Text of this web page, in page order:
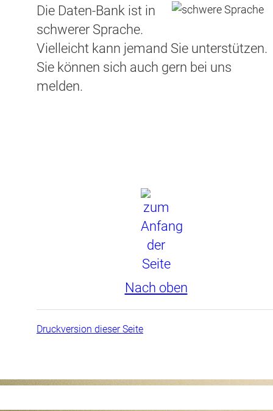
Die Daten-Bank ist in
schwerer Sprache.
Vielleicht kann jemand Sie unterstützen.
Sie können sich auch gern bei uns
melden.
Nach oben
Druckversion dieser Seite